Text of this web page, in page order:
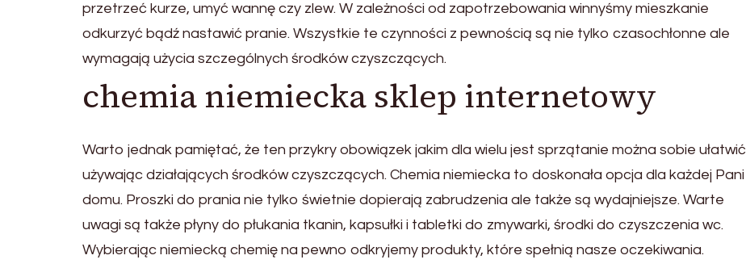
przetrzeć kurze, umyć wannę czy zlew. W zależności od zapotrzebowania winnyśmy mieszkanie
odkurzyć bądź nastawić pranie. Wszystkie te czynności z pewnością są nie tylko czasochłonne ale
wymagają użycia szczególnych środków czyszczących.
chemia niemiecka sklep internetowy
Warto jednak pamiętać, że ten przykry obowiązek jakim dla wielu jest sprzątanie można sobie ułatwić
używając działających środków czyszczących. Chemia niemiecka to doskonała opcja dla każdej Pani
domu. Proszki do prania nie tylko świetnie dopierają zabrudzenia ale także są wydajniejsze. Warte
uwagi są także płyny do płukania tkanin, kapsułki i tabletki do zmywarki, środki do czyszczenia wc.
Wybierając niemiecką chemię na pewno odkryjemy produkty, które spełnią nasze oczekiwania.